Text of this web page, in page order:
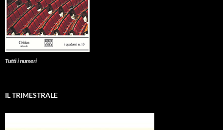
Tutti i numeri
IL TRIMESTRALE